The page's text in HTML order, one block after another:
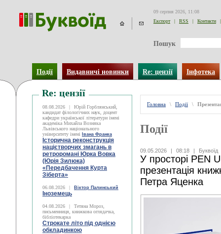
09 серпня 2026, 11:08
Експорт
| RSS | Контакти |
Пошук
Події Видавничі новинки Re: цензії Інфотека
Re: цензії
08.08.2026 |
Юрій Горблянський,
кандидат філологічних наук, доцент
кафедри української літератури імені
академіка Михайла Возняка
Львівського національного
університету імені
Івана Франка
Історична реконструкція
націєтворчих змагань в
ретроромані Юрка Вовка
(Юрія Зилюка)
«Передбачення Курта
Зіберта»
06.08.2026 | Віктор Палинський
Іноземець
04.08.2026 |
Тетяна Мороз,
письменниця, книжкова оглядачка,
бібліотекарка
Строкате літо під однією
обкладинкою
Головна \ Події \
Події
09.05.2026 | 08:18 | Буквоїд
У просторі PEN
презентація
Петра Яценка